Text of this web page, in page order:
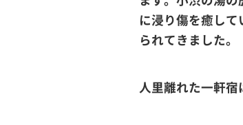
に浸り傷を癒し
られてきました。
人里離れた一軒宿